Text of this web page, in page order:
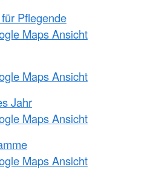
Pflegende
Maps Ansicht
Maps Ansicht
Jahr
Maps Ansicht
Maps Ansicht